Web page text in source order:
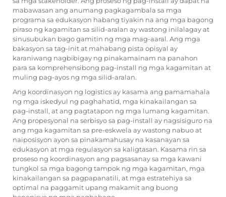
mabawasan ang anumang pagkagambala sa mga
programa sa edukasyon habang tiyakin na ang mga bagong
piraso ng kagamitan sa silid-aralan ay wastong inilalagay at
sinusubukan bago gamitin ng mga mag-aaral. Ang mga
bakasyon sa tag-init at mahabang pista opisyal ay
karaniwang nagbibigay ng pinakamainam na panahon
para sa komprehensibong pag-install ng mga kagamitan at
muling pag-ayos ng mga silid-aralan.
Ang koordinasyon ng logistics ay kasama ang pamamahala
ng mga iskedyul ng paghahatid, mga kinakailangan sa
pag-install, at ang pagtatapon ng mga lumang kagamitan.
Ang propesyonal na serbisyo sa pag-install ay nagsisiguro na
ang mga kagamitan sa pre-eskwela ay wastong nabuo at
naiposisyon ayon sa pinakamahusay na kasanayan sa
edukasyon at mga regulasyon sa kaligtasan. Kasama rin sa
proseso ng koordinasyon ang pagsasanay sa mga kawani
tungkol sa mga bagong tampok ng mga kagamitan, mga
kinakailangan sa pagpapanatili, at mga estratehiya sa
optimal na paggamit upang makamit ang buong